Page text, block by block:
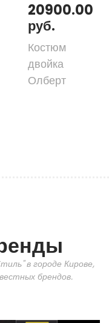
20900.00
руб.
Костюм
двойка
Олберт
в городе Кирове,
брендов.